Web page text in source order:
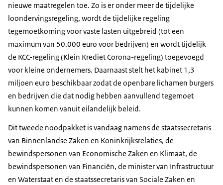
nieuwe maatregelen toe. Zo is er onder meer de tijdelijke
loondervingsregeling, wordt de tijdelijke regeling
tegemoetkoming voor vaste lasten uitgebreid (tot een
maximum van 50.000 euro voor bedrijven) en wordt tijdelijk
de KCC-regeling (Klein Krediet Corona-regeling) toegevoegd
voor kleine ondernemers. Daarnaast stelt het kabinet 1,3
miljoen euro beschikbaar zodat de openbare lichamen burgers
en bedrijven die dat nodig hebben aanvullend tegemoet
kunnen komen vanuit eilandelijk beleid.
Dit tweede noodpakket is vandaag namens de staatssecretaris
van Binnenlandse Zaken en Koninkrijksrelaties, de
bewindspersonen van Economische Zaken en Klimaat, de
bewindspersonen van Financiën, de minister van Infrastructuur
en Waterstaat en de staatssecretaris van Sociale Zaken en